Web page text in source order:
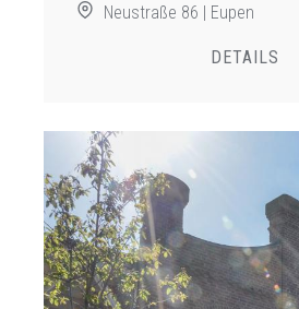
Neustraße 86 | Eupen
DETAILS